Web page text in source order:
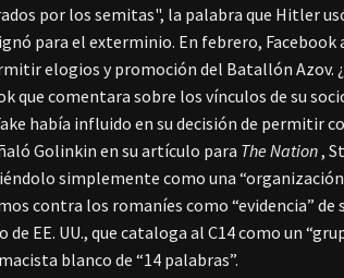
por los semitas", la palabra que Hitler
para el exterminio. En febrero, Facebook
elogios y promoción del Batallón Azov.
que comentara sobre los vínculos de su
había influido en su decisión de permitir
Golinkin en su artículo para The Nation,
simplemente como una “organización
contra los romaníes como “evidencia” de
EE. UU., que cataloga al C14 como un
blanco de “14 palabras”.